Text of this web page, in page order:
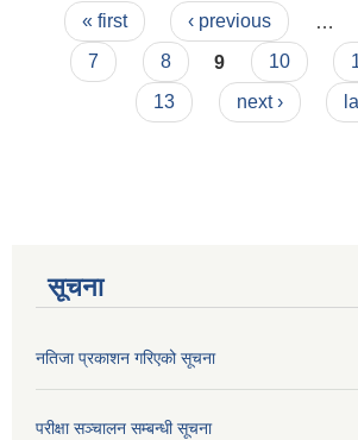
ढुंगा, गिटी, ग्राभेल र बालुवा
बोलपत्रको सूचना तथा
Pages
« first ‹ previous
7
8 9 10
13
next ›
सूचना
नतिजा प्रकाशन गरिएको सूचना
परीक्षा सञ्चालन सम्बन्धी सूचना